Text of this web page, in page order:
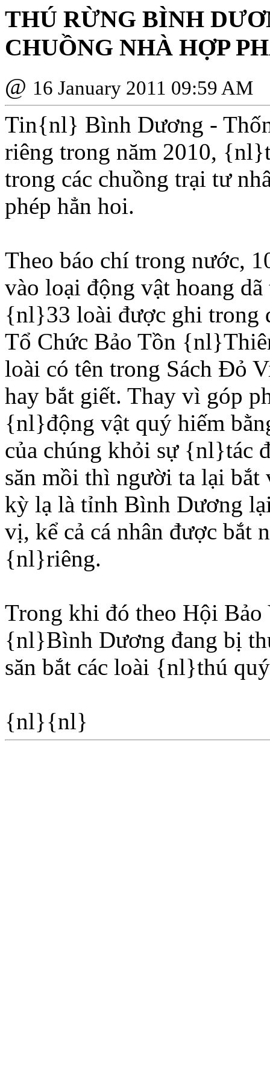
THÚ RỪNG BÌNH
CHUỒNG NHÀ HỢP
@ 16 January 2011 09:59 AM
Tin{nl} Bình Dương -
riêng trong năm 2010,
trong các chuồng trại tư
phép hẳn hoi.
Theo báo chí trong nước,
vào loại động vật hoang
{nl}33 loài được ghi trong
Tổ Chức Bảo Tồn
loài có tên trong Sách Ðỏ
hay bắt giết. Thay vì góp
{nl}động vật quý hiếm
của chúng khỏi sự {nl}tác
săn mồi thì người ta lại
kỳ lạ là tỉnh Bình Dương
vị, kể cả cá nhân được bắt
{nl}riêng.
Trong khi đó theo Hội
{nl}Bình Dương đang bị
săn bắt các loài {nl}thú
{nl}{nl}